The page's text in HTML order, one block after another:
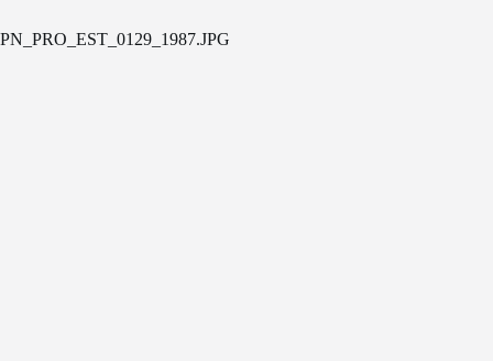
PN_PRO_EST_0129_1987.JPG